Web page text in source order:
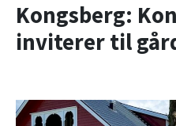
Kongsberg:
inviterer til